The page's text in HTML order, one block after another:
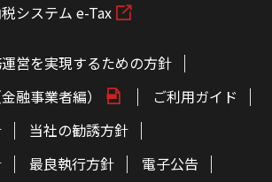
システム e-Tax
営を実現するための方針
融事業者編）
ご利用ガイド
当社の勧誘方針
最良執行方針
電子公告